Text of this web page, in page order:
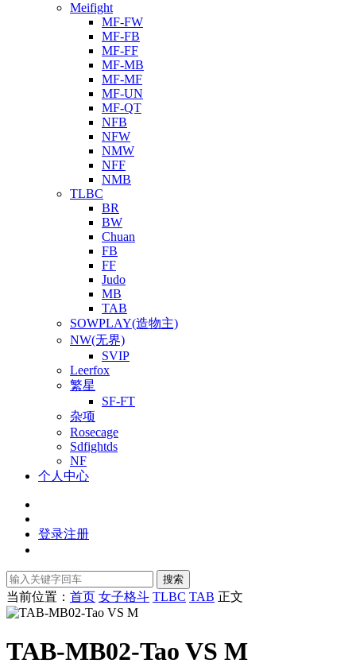
Meifight
MF-FW
MF-FB
MF-FF
MF-MB
MF-MF
MF-UN
MF-QT
NFB
NFW
NMW
NFF
NMB
TLBC
BR
BW
Chuan
FB
FF
Judo
MB
TAB
SOWPLAY(造物主)
NW(无界)
SVIP
Leerfox
繁星
SF-FT
杂项
Rosecage
Sdfightds
NF
个人中心
登录注册
搜索
当前位置： 首页 女子格斗 TLBC TAB 正文
TAB-MB02-Tao VS M